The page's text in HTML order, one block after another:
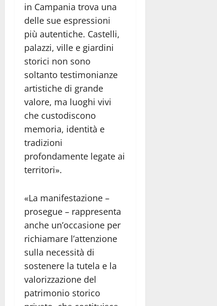
in Campania trova una
delle sue espressioni
più autentiche. Castelli,
palazzi, ville e giardini
storici non sono
soltanto testimonianze
artistiche di grande
valore, ma luoghi vivi
che custodiscono
memoria, identità e
tradizioni
profondamente legate ai
territori».
«La manifestazione –
prosegue – rappresenta
anche un’occasione per
richiamare l’attenzione
sulla necessità di
sostenere la tutela e la
valorizzazione del
patrimonio storico